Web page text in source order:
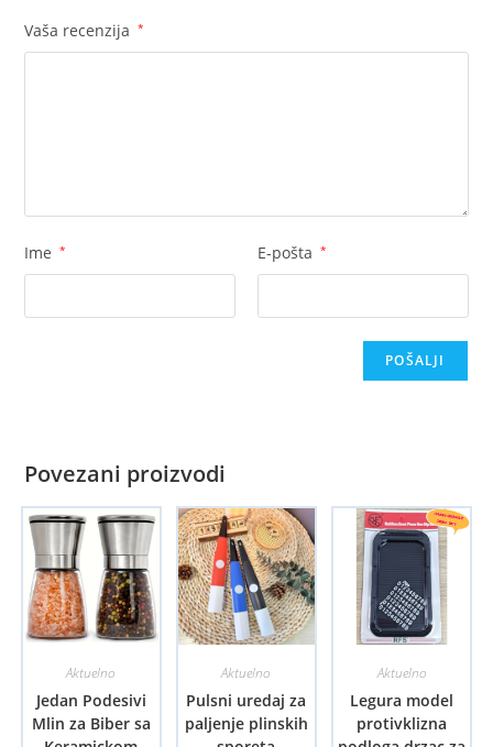
Vaša recenzija *
Ime * E-pošta *
Povezani proizvodi
Aktuelno
Jedan Podesivi
Mlin za Biber sa
Aktuelno
Pulsni uredaj za
paljenje plinskih
Aktuelno
Legura model
protivklizna